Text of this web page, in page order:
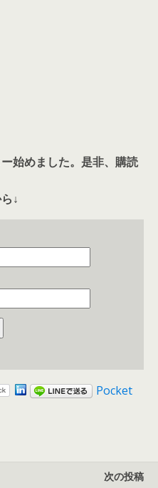
始めました。是非、購読
↓
Pocket
次の投稿